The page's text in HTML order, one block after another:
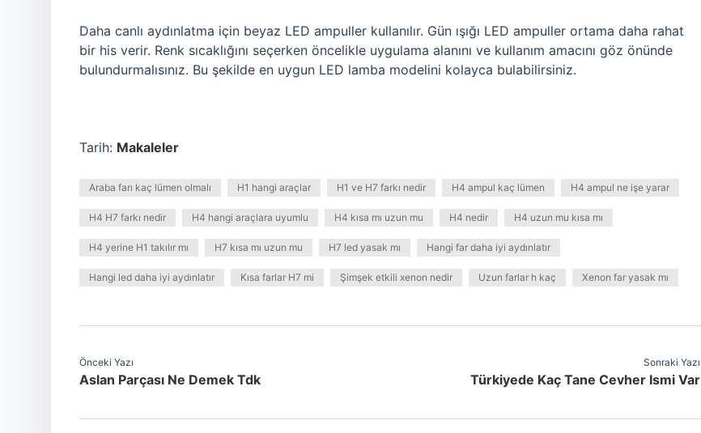
Daha canlı aydınlatma için beyaz LED ampuller kullanılır. Gün ışığı LED ampuller ortama daha rahat
bir his verir. Renk sıcaklığını seçerken öncelikle uygulama alanını ve kullanım amacını göz önünde
bulundurmalısınız. Bu şekilde en uygun LED lamba modelini kolayca bulabilirsiniz.
Tarih: Makaleler
Araba farı kaç lümen olmalı H1 hangi araçlar H1 ve H7 farkı nedir H4 ampul kaç lümen H4 ampul ne işe yarar
H4 H7 farkı nedir H4 hangi araçlara uyumlu H4 kısa mı uzun mu H4 nedir H4 uzun mu kısa mı
H4 yerine H1 takılır mı H7 kısa mı uzun mu H7 led yasak mı Hangi far daha iyi aydınlatır
Hangi led daha iyi aydınlatır Kısa farlar H7 mi Şimşek etkili xenon nedir Uzun farlar h kaç Xenon far yasak mı
Önceki Yazı
Aslan Parçası Ne Demek Tdk
Sonraki Yazı
Türkiyede Kaç Tane Cevher Ismi Var